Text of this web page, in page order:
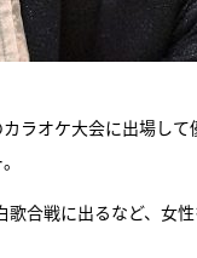
ラオケ大会に出場し
合戦に出るなど、女